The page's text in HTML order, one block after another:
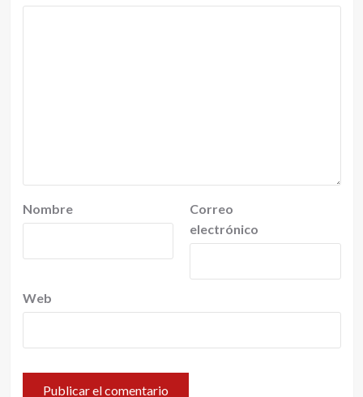
Nombre
Correo
electrónico
Web